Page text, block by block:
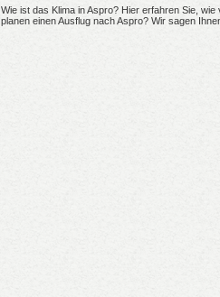
Wie ist das Klima in Aspro? Hier erfahren Sie,
planen einen Ausflug nach Aspro? Wir sagen